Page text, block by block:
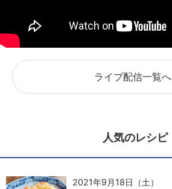
ライブ配信一覧へ
人気のレシピ
2021年9月18日（土）